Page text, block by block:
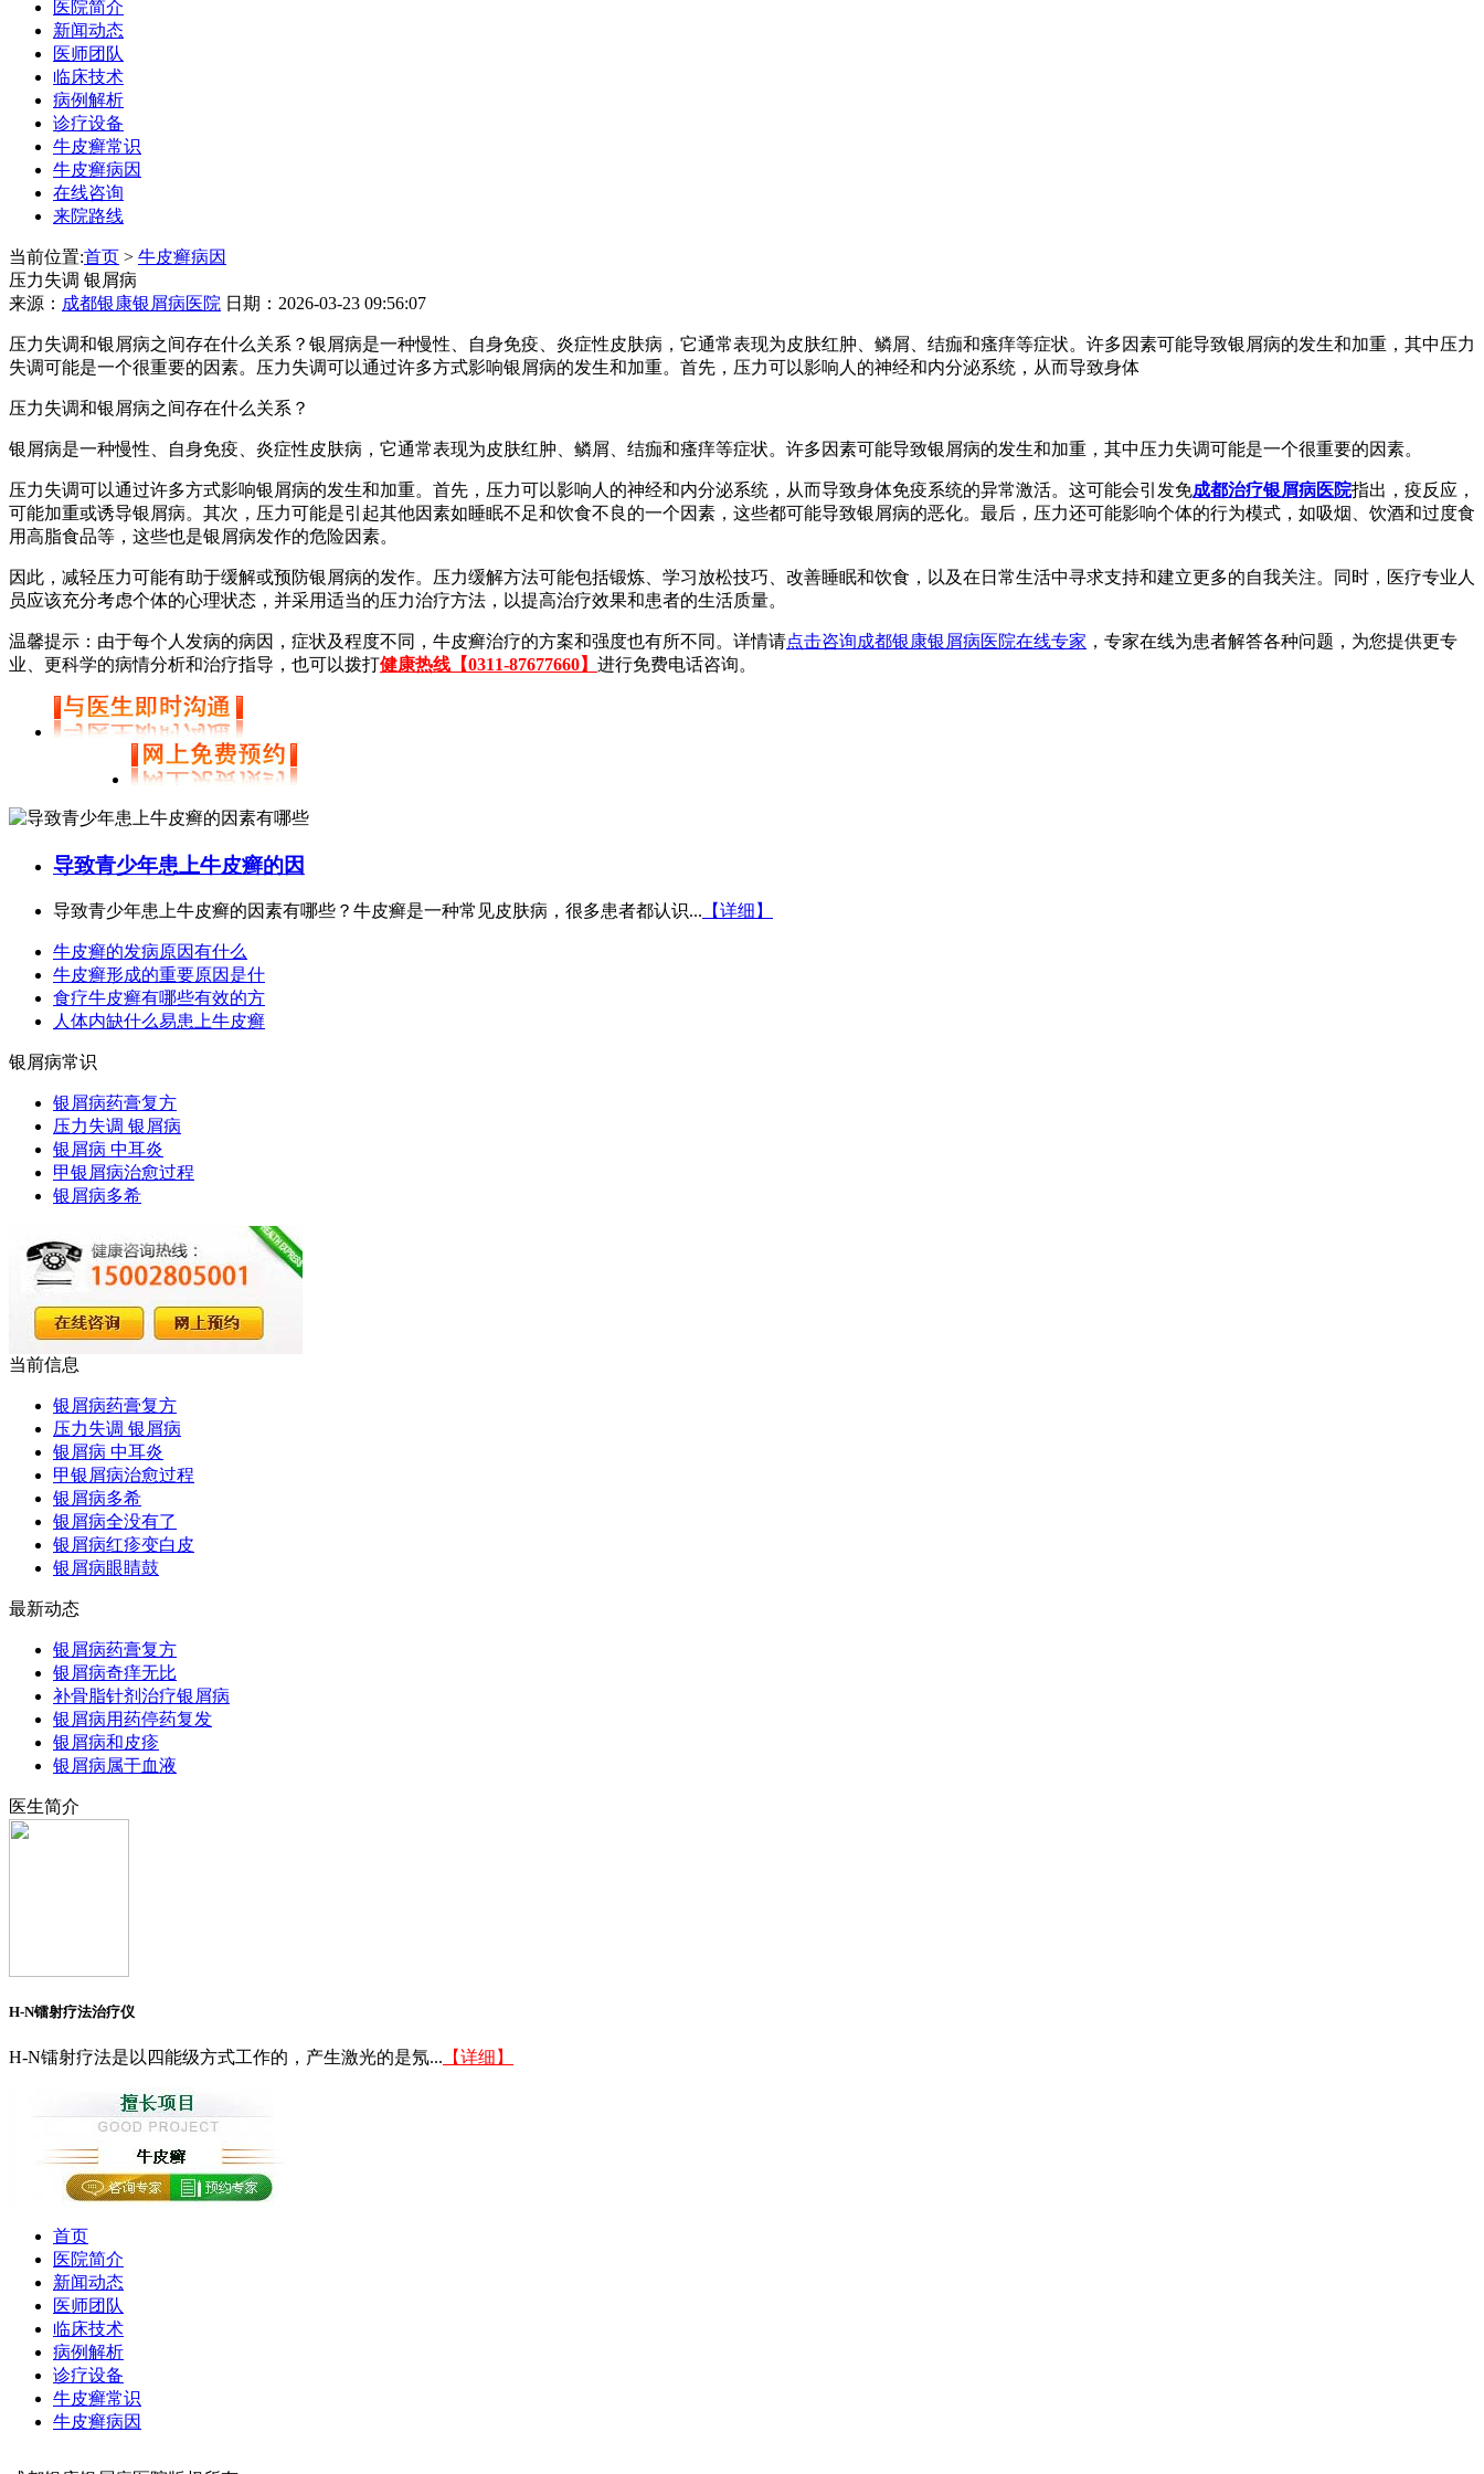
医院简介
新闻动态
医师团队
临床技术
病例解析
诊疗设备
牛皮癣常识
牛皮癣病因
在线咨询
来院路线
当前位置:首页 > 牛皮癣病因
压力失调 银屑病
来源： 成都银康银屑病医院 日期：2026-03-23 09:56:07
压力失调和银屑病之间存在什么关系？银屑病是一种慢性、自身免疫、炎症性皮肤病，它通常表现为皮肤红肿、鳞屑、结痂和瘙痒等症状。许多因素可能导致银屑病的发生和加重，其中压力
失调可能是一个很重要的因素。压力失调可以通过许多方式影响银屑病的发生和加重。首先，压力可以影响人的神经和内分泌系统，从而导致身体
压力失调和银屑病之间存在什么关系？
银屑病是一种慢性、自身免疫、炎症性皮肤病，它通常表现为皮肤红肿、鳞屑、结痂和瘙痒等症状。许多因素可能导致银屑病的发生和加重，其中压力失调可能是一个很重要的因素。
压力失调可以通过许多方式影响银屑病的发生和加重。首先，压力可以影响人的神经和内分泌系统，从而导致身体免疫系统的异常激活。这可能会引发免成都治疗银屑病医院指出，疫反应，
可能加重或诱导银屑病。其次，压力可能是引起其他因素如睡眠不足和饮食不良的一个因素，这些都可能导致银屑病的恶化。最后，压力还可能影响个体的行为模式，如吸烟、饮酒和过度食
用高脂食品等，这些也是银屑病发作的危险因素。
因此，减轻压力可能有助于缓解或预防银屑病的发作。压力缓解方法可能包括锻炼、学习放松技巧、改善睡眠和饮食，以及在日常生活中寻求支持和建立更多的自我关注。同时，医疗专业人
员应该充分考虑个体的心理状态，并采用适当的压力治疗方法，以提高治疗效果和患者的生活质量。
温馨提示：由于每个人发病的病因，症状及程度不同，牛皮癣治疗的方案和强度也有所不同。详情请点击咨询成都银康银屑病医院在线专家 ，专家在线为患者解答各种问题，为您提供更专
业、更科学的病情分析和治疗指导，也可以拨打健康热线【0311-87677660】 进行免费电话咨询。
导致青少年患上牛皮癣的因
导致青少年患上牛皮癣的因素有哪些？牛皮癣是一种常见皮肤病，很多患者都认识... 【详细】
牛皮癣的发病原因有什么
牛皮癣形成的重要原因是什
食疗牛皮癣有哪些有效的方
人体内缺什么易患上牛皮癣
银屑病常识
银屑病药膏复方
压力失调 银屑病
银屑病 中耳炎
甲银屑病治愈过程
银屑病多希
当前信息
银屑病药膏复方
压力失调 银屑病
银屑病 中耳炎
甲银屑病治愈过程
银屑病多希
银屑病全没有了
银屑病红疹变白皮
银屑病眼睛鼓
最新动态
银屑病药膏复方
银屑病奇痒无比
补骨脂针剂治疗银屑病
银屑病用药停药复发
银屑病和皮疹
银屑病属于血液
医生简介
H-N镭射疗法治疗仪
H-N镭射疗法是以四能级方式工作的，产生激光的是氖... 【详细】
首页
医院简介
新闻动态
医师团队
临床技术
病例解析
诊疗设备
牛皮癣常识
牛皮癣病因